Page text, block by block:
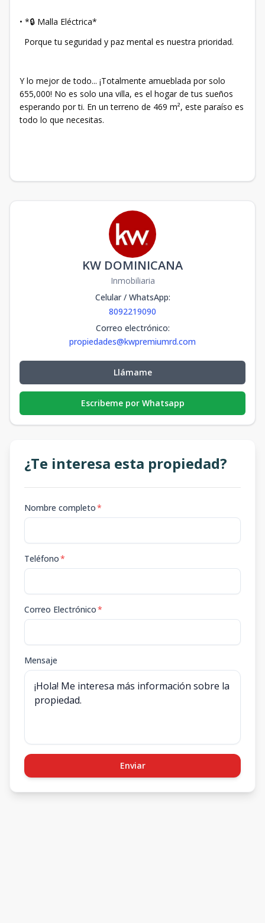
•⁠ ⁠*🔒 Malla Eléctrica*
Porque tu seguridad y paz mental es nuestra prioridad.
Y lo mejor de todo... ¡Totalmente amueblada por solo
655,000! No es solo una villa, es el hogar de tus sueños
esperando por ti. En un terreno de 469 m², este paraíso es
todo lo que necesitas.
KW DOMINICANA
Inmobiliaria
Celular / WhatsApp:
8092219090
Correo electrónico:
propiedades@kwpremiumrd.com
Llámame
Escribeme por Whatsapp
¿Te interesa esta propiedad?
Nombre completo*
Teléfono*
Correo Electrónico*
Mensaje
Enviar